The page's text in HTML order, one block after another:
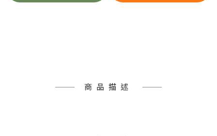
商品描述